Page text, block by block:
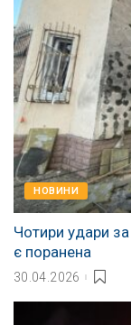
НОВИНИ
Чотири удари
є поранена
30.04.2026